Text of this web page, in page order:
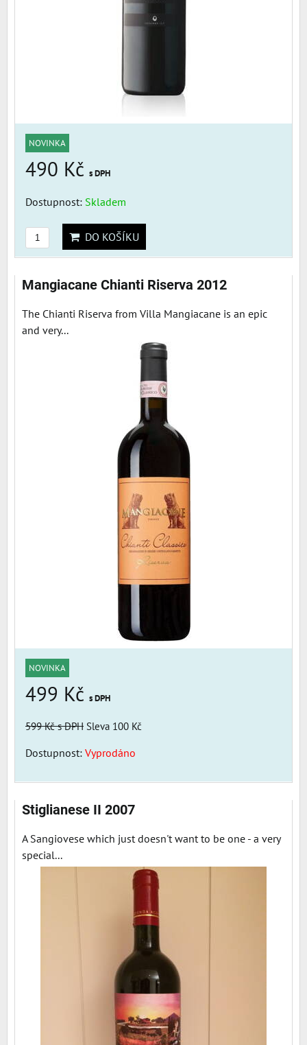
NOVINKA
490 Kč s DPH
Dostupnost: Skladem
DO KOŠÍKU
Mangiacane Chianti Riserva 2012
The Chianti Riserva from Villa Mangiacane is an epic
and very...
NOVINKA
499 Kč s DPH
599 Kčs DPH Sleva 100 Kč
Dostupnost: Vyprodáno
Stiglianese II 2007
A Sangiovese which just doesn't want to be one - a very
special...